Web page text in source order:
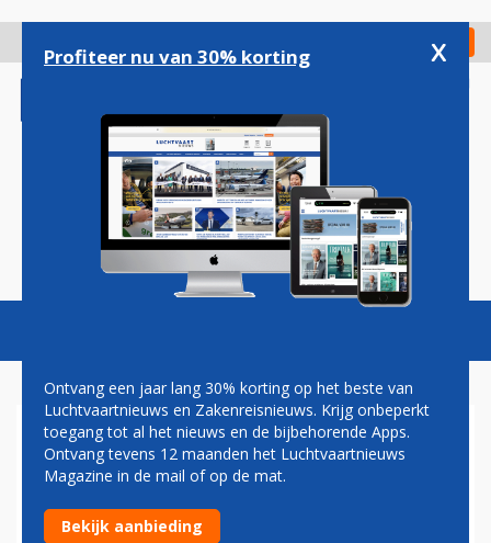
gaan
Check in
Magazine Podcasts Vacatures
ICELANDAIR EN EASYJET
GAAN SAMENWERKEN OP
SCHIPHOL
Profiteer nu van 30% korting x
Ontvang een jaar lang 30% korting op het beste van
Luchtvaartnieuws en Zakenreisnieuws. Krijg onbeperkt
toegang tot al het nieuws en de bijbehorende Apps.
Ontvang tevens 12 maanden het Luchtvaartnieuws
Magazine in de mail of op de mat.
Bekijk aanbieding